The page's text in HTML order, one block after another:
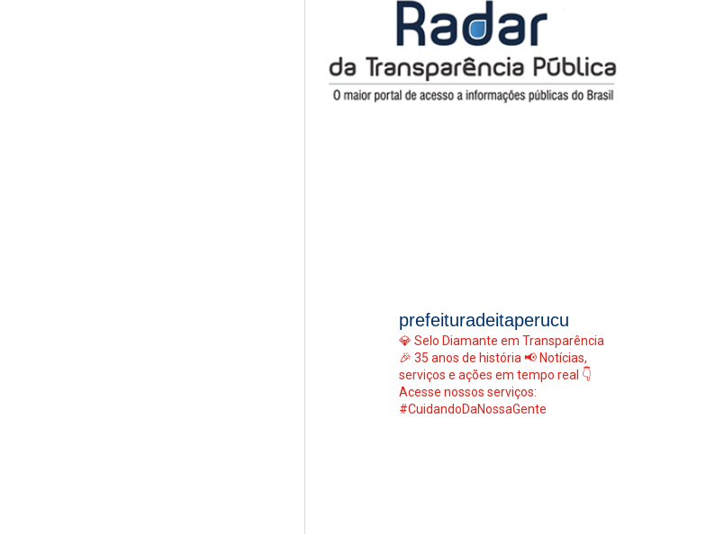
prefeituradeitaperucu
💎 Selo Diamante em Transparência
🎉 35 anos de história 📢 Notícias,
serviços e ações em tempo real 👇
Acesse nossos serviços:
#CuidandoDaNossaGente